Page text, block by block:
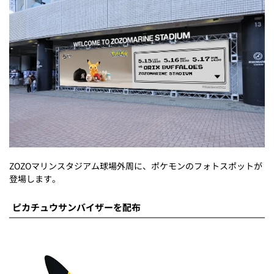
ZOZOマリンスタジアム球場外周に、ポケモンのフォトスポットが
登場します。
ピカチュウサンバイザーを配布